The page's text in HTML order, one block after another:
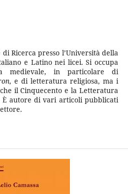
Ricerca presso l’Università della
e Latino nei licei. Si occupa
medievale, in particolare di
, e di letteratura religiosa, ma i
il Cinquecento e la Letteratura
È autore di vari articoli pubblicati